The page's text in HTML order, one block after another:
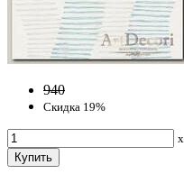
940
Скидка 19%
x